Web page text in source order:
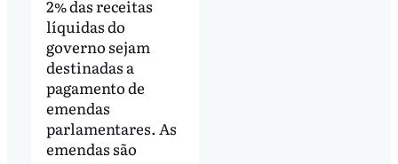
2% das receitas
líquidas do
governo sejam
destinadas a
pagamento de
emendas
parlamentares. As
emendas são